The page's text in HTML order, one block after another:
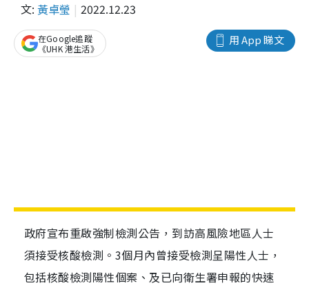
文: 黃卓瑩 2022.12.23
用 App 睇文
在Google追蹤
《UHK 港生活》
政府宣布重啟強制檢測公告，到訪高風險地區人士
須接受核酸檢測。3個月內曾接受檢測呈陽性人士，
包括核酸檢測陽性個案、及已向衛生署申報的快速